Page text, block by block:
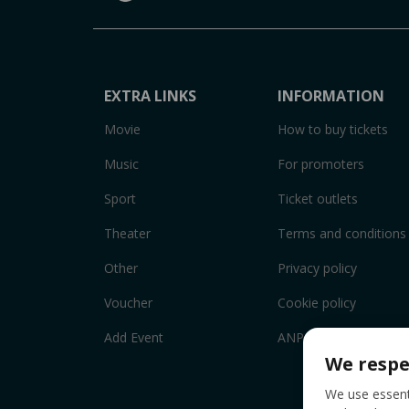
EXTRA LINKS
Movie
Music
Sport
Theater
Other
Voucher
Add Event
INFORMATION
How to buy tickets
For promoters
Ticket outlets
Terms and conditions
Privacy policy
Cookie policy
ANPC
We
We use